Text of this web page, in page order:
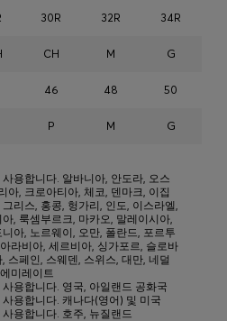
30R 32R 34R
CH M G
46 48 50
P M G
용합니다. 알바니아, 안도라, 오스
아, 크로아티아, 체코, 덴마크, 이집
리스, 홍콩, 헝가리, 인도, 이스라엘,
, 룩셈부르크, 마카오, 말레이시아,
아, 노르웨이, 오만, 폴란드, 포르투
라비아, 세르비아, 싱가포르, 슬로바
스페인, 스웨덴, 스위스, 대만, 네덜
미레이트
용합니다. 영국, 아일랜드 공화국
용합니다. 캐나다(영어) 및 미국
용합니다. 호주, 뉴질랜드